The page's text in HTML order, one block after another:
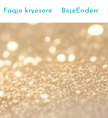
Faqja kryesore BojëËndërr